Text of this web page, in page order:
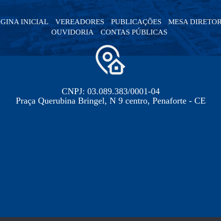
INICIAL VEREADORES PUBLICAÇÕES
MESA
OUVIDORIA
CONTAS PÚBLICAS
CNPJ: 03.089.383/0001-04
Praça Querubina Bringel, N 9 centro, Penaforte - CE